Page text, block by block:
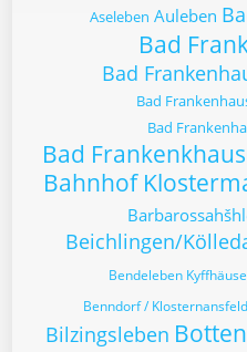
Aseleben Auleben
Bad
Bad
Bad
Bad
Bad
Bahnhof
Beichlingen/
Bendeleben
Benndorf / Klosternansfeld
Bilzingsleben